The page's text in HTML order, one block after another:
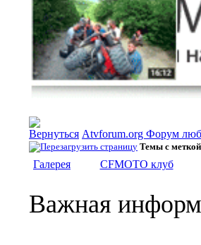
Atvforum.org Форум
Темы с меткой
Галерея CFMOTO клуб
Важная